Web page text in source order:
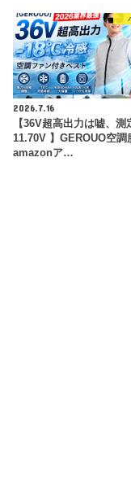
2026.7.16
【36V超高出力は嘘、測
11.70V 】GEROUO空調
amazonア…